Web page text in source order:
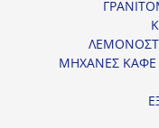
ΜΗΧΑΝΕΣ ΚΑΦΕ